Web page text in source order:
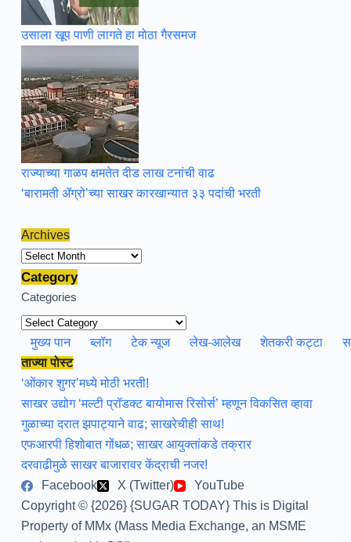
उसाला खूप पाणी लागते हा मोठा गैरसमज
राज्याच्या गाळप क्षमतेत दीड लाख टनांची वाढ
‘बारामती ॲग्रो’च्या साखर कारखान्यात ३३ पदांची भरती
Archives
Archives
Category
Categories
मुख्य पान ब्लॉग टेक न्यूज लेख-आलेख शेतकरी कट्टा
ताज्या पोस्ट
‘ओंकार शुगर’मध्ये मोठी भरती!
साखर उद्योग ‘मल्टी प्रॉडक्ट बायोमास रिसोर्स’ म्हणून विकसित व्हावा
गुळाच्या दरात झपाट्याने वाढ; साखरेचीही साथ!
एफआरपी हिशोबात गोंधळ; साखर आयुक्तांकडे तक्रार
दरवाढीमुळे साखर बाजारावर केंद्राची नजर!
Facebook
X (Twitter)
YouTube
Copyright © {2026} {SUGAR TODAY} This is Digital
Property of MMx (Mass Media Exchange, an MSME